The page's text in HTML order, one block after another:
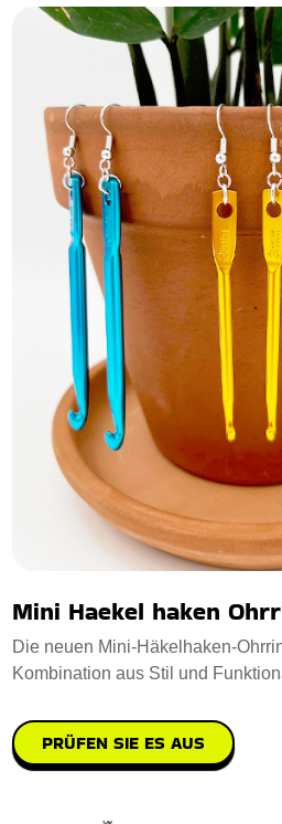
Mini Haekel haken
Die neuen Mini-Häkelhaken-
Kombination aus Stil und
PRÜFEN SIE ES AUS